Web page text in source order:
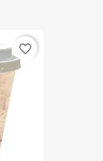
favorite_border